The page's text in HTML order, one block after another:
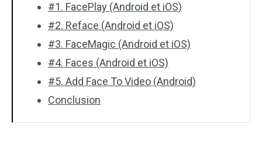
#1. FacePlay (Android et iOS)
#2. Reface (Android et iOS)
#3. FaceMagic (Android et iOS)
#4. Faces (Android et iOS)
#5. Add Face To Video (Android)
Conclusion